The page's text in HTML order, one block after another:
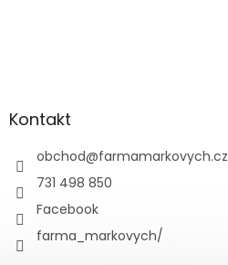
aKontakt
obchod@farmamarkovych.cz
731 498 850
Facebook
farma_markovych/